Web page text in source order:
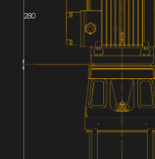
280